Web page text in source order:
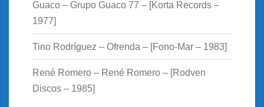
Guaco – Grupo Guaco 77 – [Korta Records –
1977]
Tino Rodríguez – Ofrenda – [Fono-Mar – 1983]
René Romero – René Romero – [Rodven
Discos – 1985]